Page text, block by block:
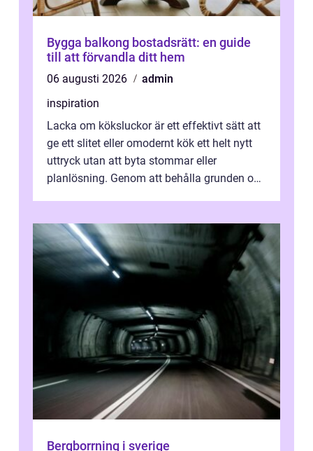
Bygga balkong bostadsrätt: en guide
till att förvandla ditt hem
06 augusti 2026
admin
inspiration
Lacka om köksluckor är ett effektivt sätt att
ge ett slitet eller omodernt kök ett helt nytt
uttryck utan att byta stommar eller
planlösning. Genom att behålla grunden och
Bergborrning i sverige